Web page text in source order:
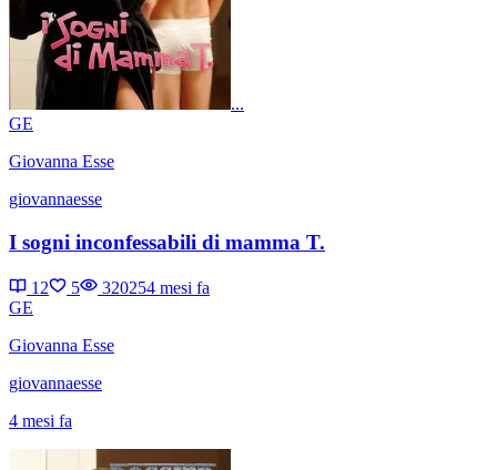
...
GE
Giovanna Esse
giovannaesse
I sogni inconfessabili di mamma T.
12 5 320254 mesi fa
GE
Giovanna Esse
giovannaesse
4 mesi fa